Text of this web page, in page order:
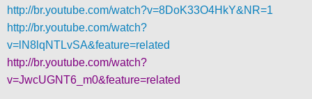
http://br.youtube.com/watch?v=8DoK33O4HkY&NR=1
http://br.youtube.com/watch?
v=lN8lqNTLvSA&feature=related
http://br.youtube.com/watch?
v=JwcUGNT6_m0&feature=related